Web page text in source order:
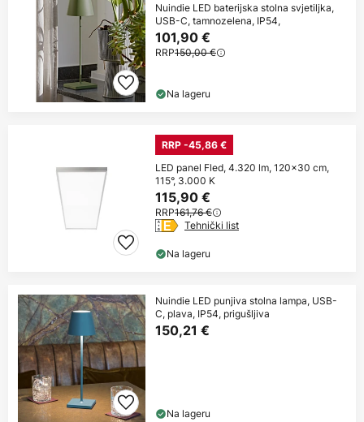
Nuindie LED baterijska stolna svjetiljka,
USB-C, tamnozelena, IP54,
101,90 €
RRP150,00 €
Na lageru
RRP -45,86 €
LED panel Fled, 4.320 lm, 120x30 cm,
115°, 3.000 K
115,90 €
RRP161,76 €
Tehnički list
Na lageru
Nuindie LED punjiva stolna lampa, USB-
C, plava, IP54, prigušljiva
150,21 €
Na lageru